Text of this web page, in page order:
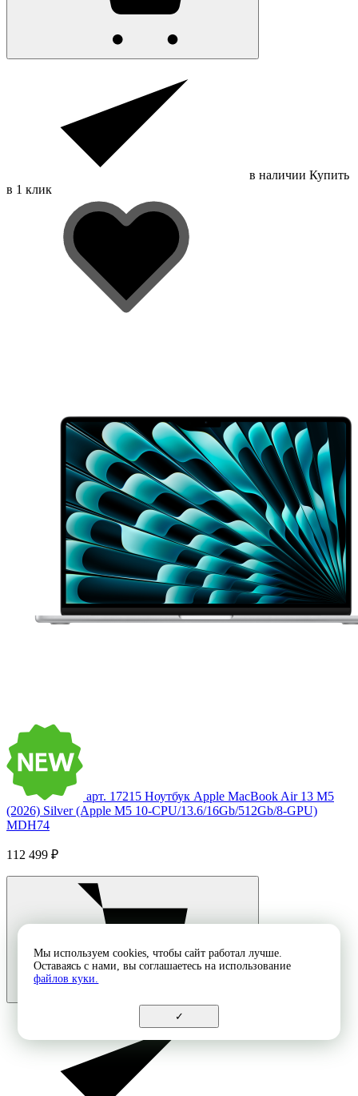
в наличии Купить
в 1 клик
арт. 17215 Ноутбук Apple MacBook Air 13 M5
(2026) Silver (Apple M5 10-CPU/13.6/16Gb/512Gb/8-GPU)
MDH74
112 499 ₽
Мы используем cookies, чтобы сайт работал лучше.
Оставаясь с нами, вы соглашаетесь на использование
файлов куки.
✓